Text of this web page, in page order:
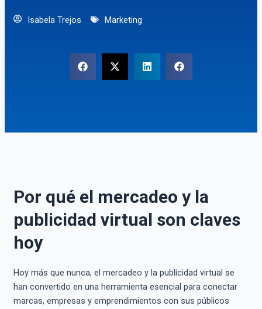
Isabela Trejos Marketing
Por qué el mercadeo y la
publicidad virtual son claves
hoy
Hoy más que nunca, el mercadeo y la publicidad virtual se
han convertido en una herramienta esencial para conectar
marcas, empresas y emprendimientos con sus públicos